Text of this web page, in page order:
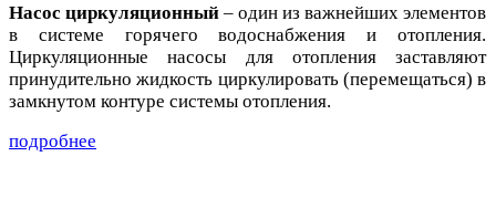
Насос циркуляционный – один из важнейших элементов
в системе горячего водоснабжения и отопления.
Циркуляционные насосы для отопления заставляют
принудительно жидкость циркулировать (перемещаться) в
замкнутом контуре системы отопления.
подробнее